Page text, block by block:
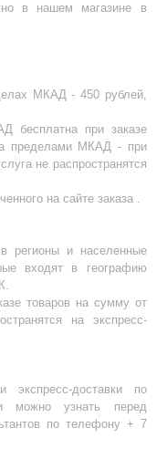
в нашем магазине в
МКАД - 450 рублей,
бесплатна при заказе
пределами МКАД - при
не распространятся
на сайте заказа .
регионы и населенные
входят в географию
товаров на сумму от
на экспресс-
экспресс-доставки по
можно узнать перед
по телефону + 7